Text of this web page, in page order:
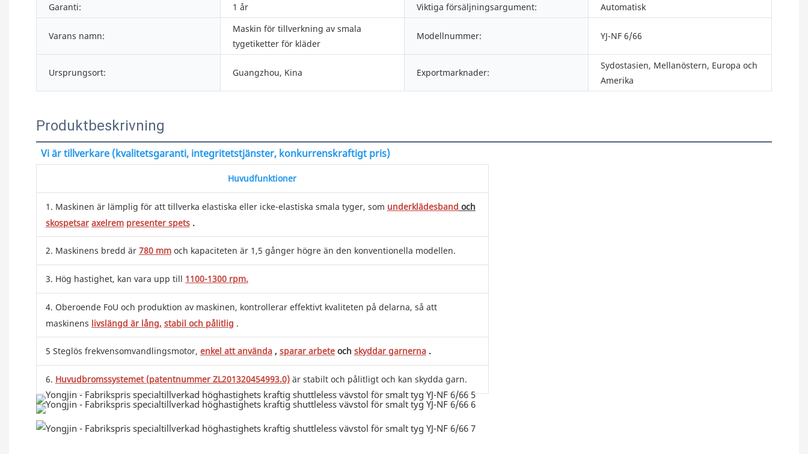
Garanti:
1 år Viktiga försäljningsargument: Automatisk
Varans namn:
Maskin för tillverkning av smala
tygetiketter för kläder
Modellnummer: YJ-NF 6/66
Ursprungsort: Guangzhou, Kina Exportmarknader:
Sydostasien, Mellanöstern, Europa och
Amerika
Produktbeskrivning
Vi är tillverkare (kvalitetsgaranti, integritetstjänster, konkurrenskraftigt pris)
Huvudfunktioner
1. Maskinen är lämplig för att tillverka elastiska eller icke-elastiska smala tyger, som underklädesband och
skospetsar axelrem presenter spets.
2. Maskinens bredd är 780 mmoch kapaciteten är 1,5 gånger högre än den konventionella modellen.
3. Hög hastighet, kan vara upp till 1100-1300 rpm.
4. Oberoende FoU och produktion av maskinen, kontrollerar effektivt kvaliteten på delarna, så att
maskinens livslängd är lång, stabil och pålitlig .
5 Steglös frekvensomvandlingsmotor, enkel att använda, sparar arbeteoch skyddar garnerna.
6. Huvudbromssystemet (patentnummer ZL201320454993.0)är stabilt och pålitligt och kan skydda garn.